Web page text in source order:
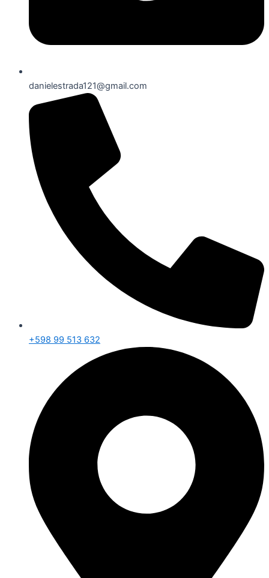
danielestrada121@gmail.com
+598 99 513 632